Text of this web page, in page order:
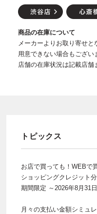
商品の在庫について
メーカーよりお取り寄せ
用意できない場合もござい
店舗の在庫状況は記載店舗
トピックス
お店で買っても！WEBで
ショッピングクレジット
期間限定 ～2026年8月31
月々の支払い金額シミュ